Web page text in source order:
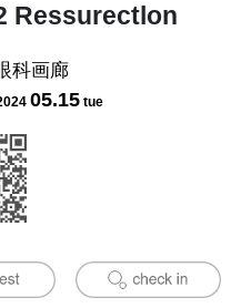
Ressurectlon
科画廊
05.15 tue